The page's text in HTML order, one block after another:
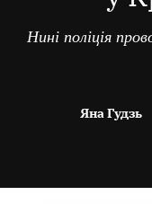
Нині поліція
Яна Гудзь